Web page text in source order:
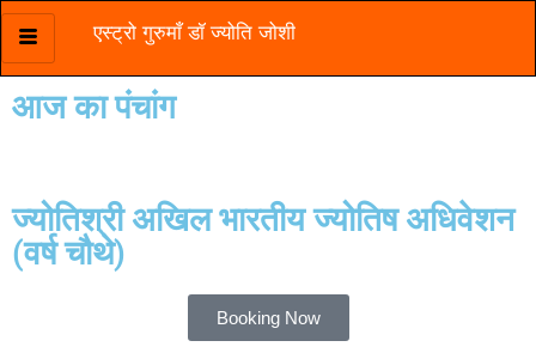
Skip
to
content
एस्ट्रो गुरुमाँ डॉ ज्योति जोशी
आज का पंचांग
ज्योतिश्री अखिल भारतीय ज्योतिष अधिवेशन
(वर्ष चौथे)
Booking Now